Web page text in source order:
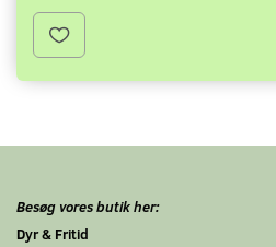
Besøg vores butik her:
Dyr & Fritid